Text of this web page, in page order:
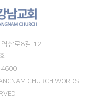
삼로8길 12
CHURCH WORDS